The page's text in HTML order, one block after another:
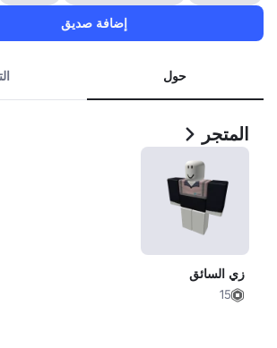
إضافة صديق
حول
المتجر
زي السائق
15